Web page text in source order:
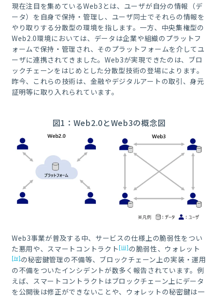
現在注目を集めているWeb3とは、ユーザが自分の情報（デ
ータ）を自身で保持・管理し、ユーザ同士でそれらの情報を
やり取りする分散型の環境を指します。一方、中央集権型の
Web2.0環境においては、データは企業や組織のプラットフ
ォームで保持・管理され、そのプラットフォームを介してユ
ーザに連携されてきました。Web3が実現できたのは、ブロ
ックチェーンをはじめとした分散型技術の登場によります。
昨今、これらの技術は、金融やデジタルアートの取引、身元
証明等に取り入れられています。
図1：Web2.0とWeb3の概念図
Web3事業が普及する中、サービスの仕様上の脆弱性をつい
た悪用や、スマートコントラクト [iii]の脆弱性、ウォレット
[iv]の秘密鍵管理の不備等、ブロックチェーン上の実装・運用
の不備をついたインシデントが数多く報告されています。例
えば、スマートコントラクトはブロックチェーン上にデータ
を公開後は修正ができないことや、ウォレットの秘密鍵は一